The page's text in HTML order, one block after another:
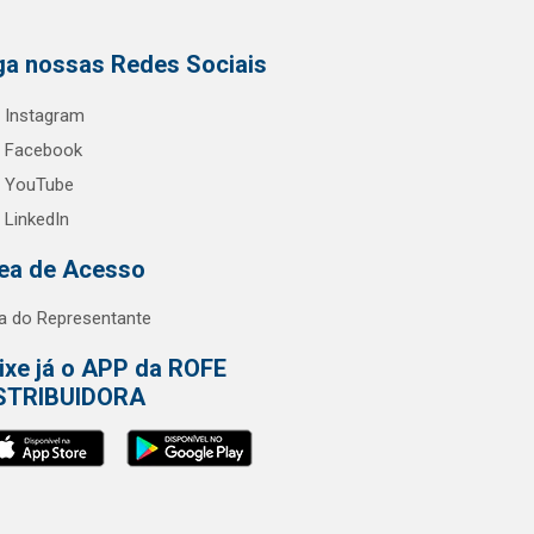
nossas Redes Sociais
Instagram
Facebook
YouTube
LinkedIn
de Acesso
do Representante
já o APP da ROFE